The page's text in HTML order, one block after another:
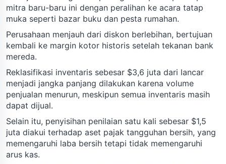
mitra baru-baru ini dengan peralihan ke acara tatap
muka seperti bazar buku dan pesta rumahan.
Perusahaan menjauh dari diskon berlebihan, bertujuan
kembali ke margin kotor historis setelah tekanan bank
mereda.
Reklasifikasi inventaris sebesar $3,6 juta dari lancar
menjadi jangka panjang dilakukan karena volume
penjualan menurun, meskipun semua inventaris masih
dapat dijual.
Selain itu, penyisihan penilaian satu kali sebesar $1,5
juta diakui terhadap aset pajak tangguhan bersih, yang
memengaruhi laba bersih tetapi tidak memengaruhi
arus kas.